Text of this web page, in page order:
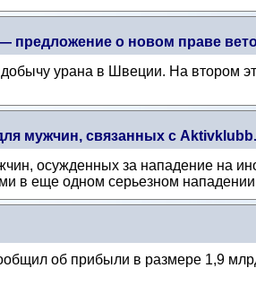
предложение о новом праве
добычу урана в Швеции. На втором
мужчин, связанных с Aktivklubb.
осужденных за нападение на
в еще одном серьезном нападении
об прибыли в размере 1,9